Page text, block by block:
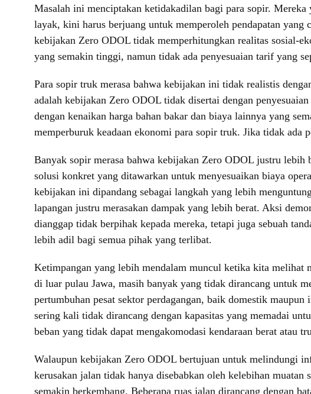
Masalah ini menciptakan ketidakadilan bagi para sopir.
layak, kini harus berjuang untuk memperoleh pendapatan
kebijakan Zero ODOL tidak memperhitungkan realitas sosial-
yang semakin tinggi, namun tidak ada penyesuaian tarif yang
Para sopir truk merasa bahwa kebijakan ini tidak realistis
adalah kebijakan Zero ODOL tidak disertai dengan
dengan kenaikan harga bahan bakar dan biaya lainnya yang
memperburuk keadaan ekonomi para sopir truk. Jika tidak ada
Banyak sopir merasa bahwa kebijakan Zero ODOL justru lebih
solusi konkret yang ditawarkan untuk menyesuaikan biaya
kebijakan ini dipandang sebagai langkah yang lebih
lapangan justru merasakan dampak yang lebih berat. Aksi
dianggap tidak berpihak kepada mereka, tetapi juga sebuah
lebih adil bagi semua pihak yang terlibat.
Ketimpangan yang lebih mendalam muncul ketika kita melihat
di luar pulau Jawa, masih banyak yang tidak dirancang untuk
pertumbuhan pesat sektor perdagangan, baik domestik
sering kali tidak dirancang dengan kapasitas yang memadai
beban yang tidak dapat mengakomodasi kendaraan berat atau
Walaupun kebijakan Zero ODOL bertujuan untuk melindungi
kerusakan jalan tidak hanya disebabkan oleh kelebihan
semakin berkembang. Beberapa ruas jalan dirancang dengan